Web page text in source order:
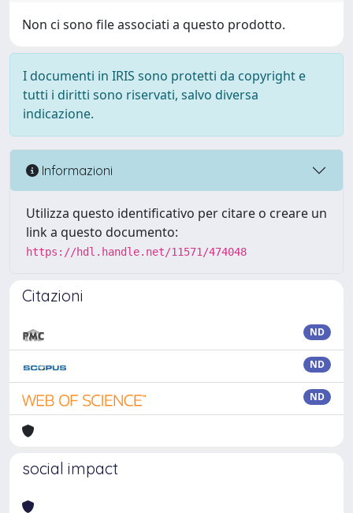
Non ci sono file associati a questo prodotto.
I documenti in IRIS sono protetti da copyright e
tutti i diritti sono riservati, salvo diversa
indicazione.
Informazioni
Utilizza questo identificativo per citare o creare un
link a questo documento:
https://hdl.handle.net/11571/474048
Citazioni
ND
ND
ND
social impact